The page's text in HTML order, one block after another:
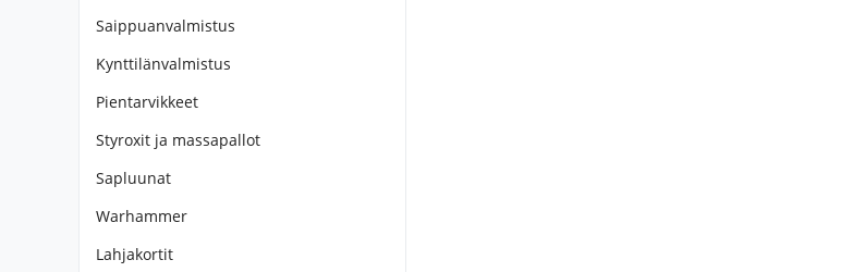
Saippuanvalmistus
Kynttilänvalmistus
Pientarvikkeet
Styroxit ja massapallot
Sapluunat
Warhammer
Lahjakortit